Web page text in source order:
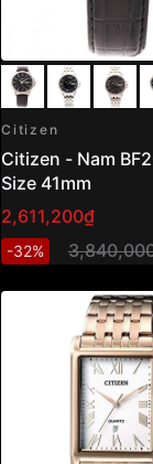
Citizen
Citizen - Nam
Size 41mm
2,611,200₫
-32%